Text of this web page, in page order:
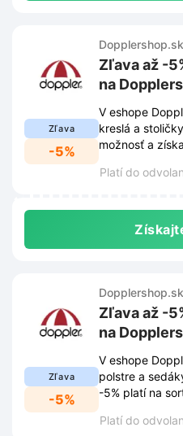
Zľava
-5%
Dopplershop.sk
Zľava až -
na
V eshope
kreslá a
možnosť a
Platí do
Zľava
-5%
Dopplershop.sk
Zľava až -
na
V eshope
polstre a
-5% platí na
Platí do